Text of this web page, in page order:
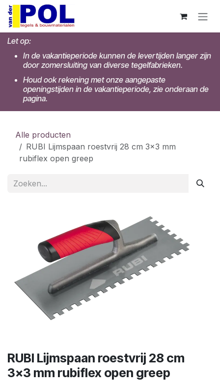
Overslaan naar inhoud
Let op:
In de vakantieperiode kunnen de levertijden langer zijn
door zomersluiting van diverse tegelfabrieken.
Houd ook rekening met onze aangepaste
openingstijden in de vakantieperiode, zie onderaan de
pagina.
Alle producten
RUBI Lijmspaan roestvrij 28 cm 3x3 mm
rubiflex open greep
RUBI Lijmspaan roestvrij 28 cm
3x3 mm rubiflex open greep